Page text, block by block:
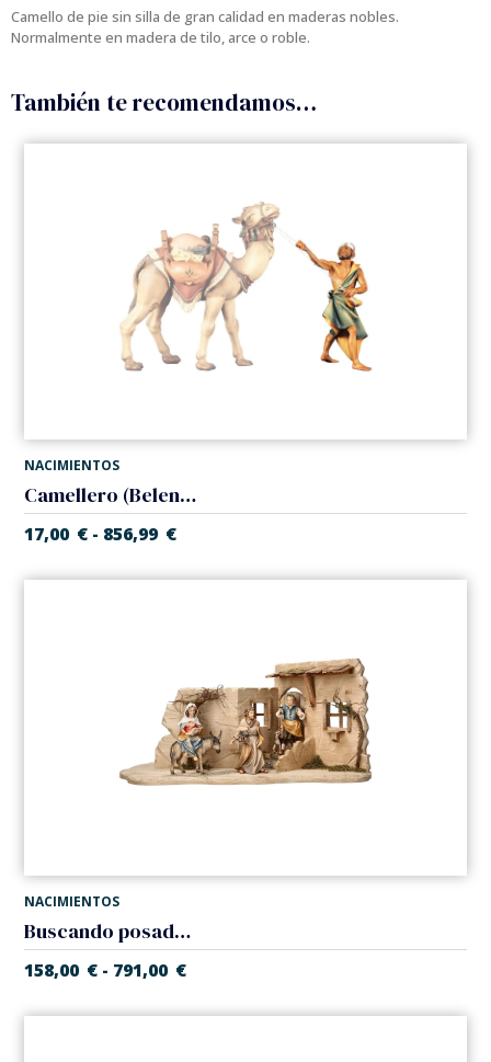
Camello de pie sin silla de gran calidad en maderas nobles.
Normalmente en madera de tilo, arce o roble.
También te recomendamos…
NACIMIENTOS
Camellero (Belen Casales)
17,00 € - 856,99 €
NACIMIENTOS
Buscando posada en taberna (Belen Casales)
158,00 € - 791,00 €